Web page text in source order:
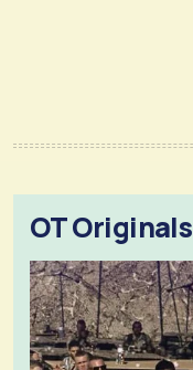
OT Originals